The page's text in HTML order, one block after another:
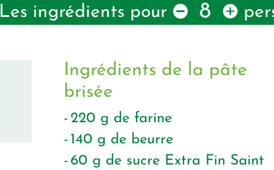
Les ingrédients pour 8
Ingrédients de la pâte
brisée
220 g de farine
140 g de beurre
60 g de sucre Extra Fin Saint